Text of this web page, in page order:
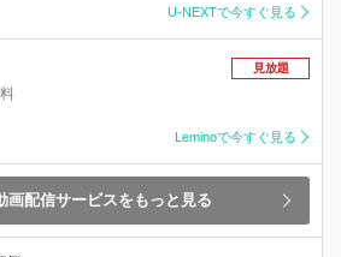
U-NEXTで今すぐ見る
見放題
Leminoで今すぐ見る
画配信サービスをもっと見る